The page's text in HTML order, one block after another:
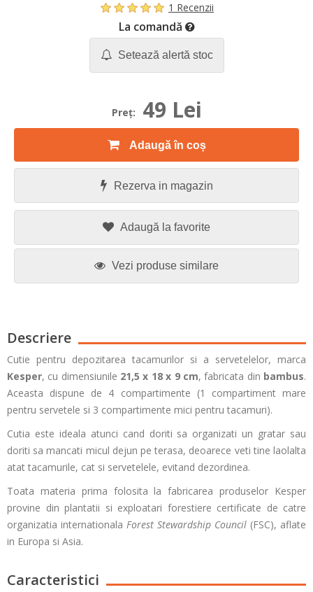
1 Recenzii
La comandă
Setează alertă stoc
Preţ: 49 Lei
Adaugă în coș
Rezerva in magazin
Adaugă la favorite
Vezi produse similare
Descriere
Cutie pentru depozitarea tacamurilor si a servetelelor, marca
Kesper, cu dimensiunile 21,5 x 18 x 9 cm, fabricata din bambus.
Aceasta dispune de 4 compartimente (1 compartiment mare
pentru servetele si 3 compartimente mici pentru tacamuri).
Cutia este ideala atunci cand doriti sa organizati un gratar sau
doriti sa mancati micul dejun pe terasa, deoarece veti tine laolalta
atat tacamurile, cat si servetelele, evitand dezordinea.
Toata materia prima folosita la fabricarea produselor Kesper
provine din plantatii si exploatari forestiere certificate de catre
organizatia internationala Forest Stewardship Council (FSC), aflate
in Europa si Asia.
Caracteristici